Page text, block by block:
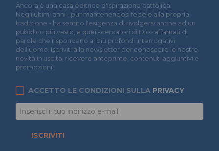
Àncora è una casa editrice d'ispirazione cattolica.
Negli ultimi anni - pur mantenendosi fedele alla propria
tradizione - ha sentito l'esigenza di rivolgersi anche ad un
pubblico più vasto, a quei «cercatori di Dio» affamati di
parole che rispondano ai più profondi interrogativi
dell'uomo. Iscriviti alla newsletter per conoscere le nostre
novità in uscita, ricevere anteprime, contenuti aggiuntivi e
promozioni.
ACCETTO LE CONDIZIONI SULLA PRIVACY
ISCRIVITI